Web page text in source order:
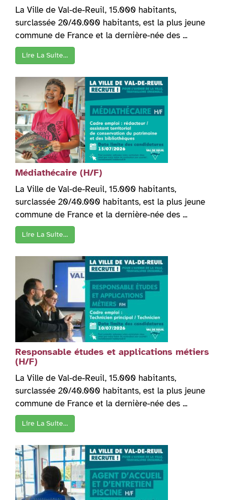
La Ville de Val-de-Reuil, 15.000 habitants,
surclassée 20/40.000 habitants, est la plus jeune
commune de France et la dernière-née des ...
Lire La Suite…
Médiathécaire (H/F)
La Ville de Val-de-Reuil, 15.000 habitants,
surclassée 20/40.000 habitants, est la plus jeune
commune de France et la dernière-née des ...
Lire La Suite…
Responsable études et applications métiers
(H/F)
La Ville de Val-de-Reuil, 15.000 habitants,
surclassée 20/40.000 habitants, est la plus jeune
commune de France et la dernière-née des ...
Lire La Suite…